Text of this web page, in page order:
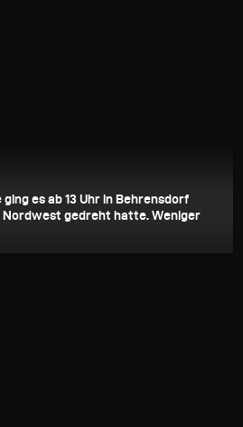
es ab 13 Uhr in Behrensdorf
Nordwest gedreht hatte. Weniger